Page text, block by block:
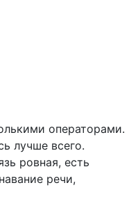
операторами.
лучше всего.
ровная, есть
речи,